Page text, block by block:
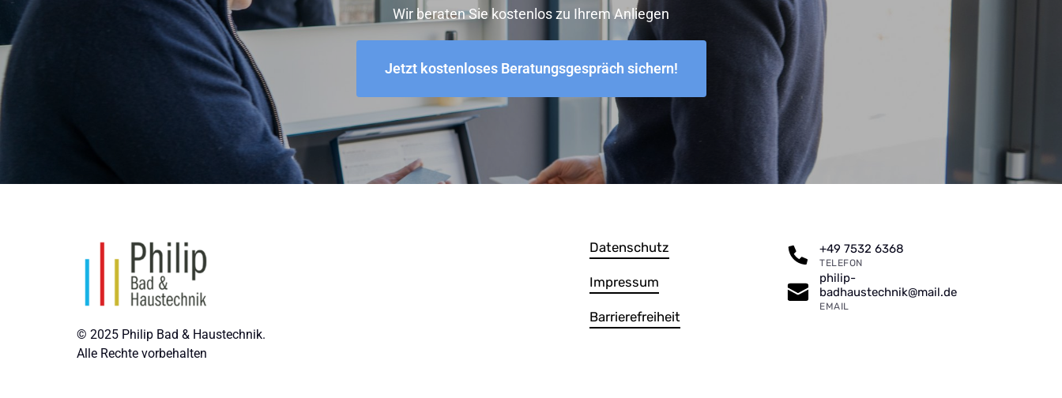
Wir beraten Sie kostenlos zu Ihrem Anliegen
Jetzt kostenloses Beratungsgespräch sichern!
© 2025 Philip Bad & Haustechnik.
Alle Rechte vorbehalten
Datenschutz
Impressum
Barrierefreiheit
+49 7532 6368
TELEFON
philip-
badhaustechnik@mail.de
EMAIL